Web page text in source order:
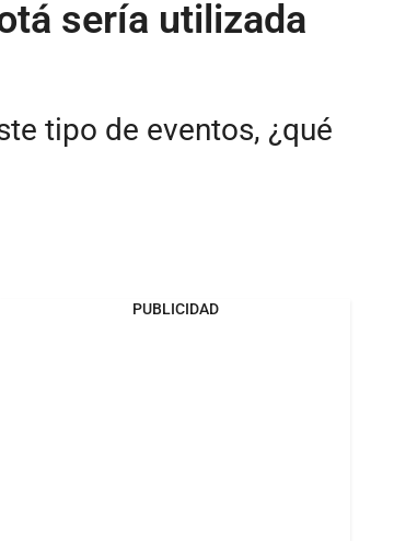
sería utilizada
tipo de eventos, ¿qué
PUBLICIDAD